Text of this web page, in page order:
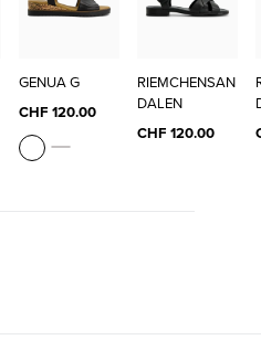
GENUA G
CHF 120.00
RIEMCHENSAN
DALEN
CHF 120.00